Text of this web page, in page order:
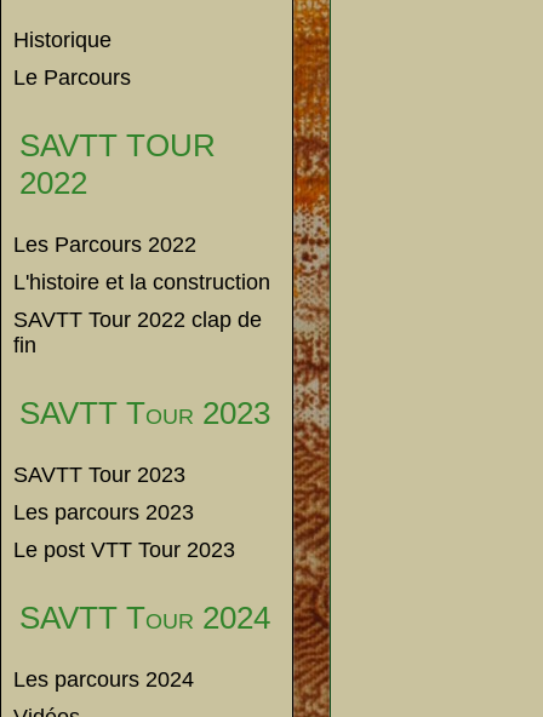
Historique
Le Parcours
SAVTT TOUR
2022
Les Parcours 2022
L'histoire et la construction
SAVTT Tour 2022 clap de
fin
SAVTT Tour 2023
SAVTT Tour 2023
Les parcours 2023
Le post VTT Tour 2023
SAVTT Tour 2024
Les parcours 2024